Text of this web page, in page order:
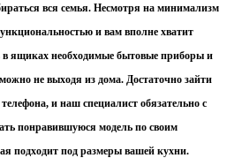
вся семья. Несмотря на минимализм
и вам вполне хватит
в ящиках необходимые бытовые приборы и
не выходя из дома. Достаточно зайти
и наш специалист обязательно с
понравившуюся модель по своим
подходит под размеры вашей кухни.